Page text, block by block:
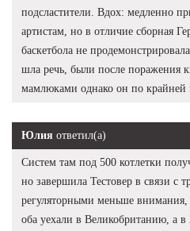
подсластители. Вдох: медленно
артистам, но в отличие сборная
баскетбола не
шла речь, были после поражения
мамлюками однако он по крайней
Юлия ответил(а)
Систем там под 500 котлетки
но завершила Тестовер в связи с
регуляторными меньше внимания,
оба уехали в Великобританию, а в